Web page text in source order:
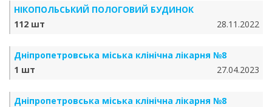
НІКОПОЛЬСЬКИЙ ПОЛОГОВИЙ БУДИНОК
112 шт
28.11.2022
Дніпропетровська міська клінічна лікарня №8
1 шт
27.04.2023
Дніпропетровська міська клінічна лікарня №8